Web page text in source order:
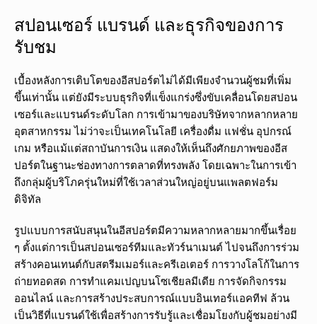
สปอนเซอร์ แบรนด์ และธุรกิจของการ
รับชม
เบื้องหลังการเติบโตของอีสปอร์ตไม่ได้มีเพียงจำนวนผู้ชมที่เพิ่ม
ขึ้นเท่านั้น แต่ยังมีระบบธุรกิจที่แข็งแกร่งซึ่งขับเคลื่อนโดยสปอน
เซอร์และแบรนด์ระดับโลก การเข้ามาของบริษัทจากหลากหลาย
อุตสาหกรรม ไม่ว่าจะเป็นเทคโนโลยี เครื่องดื่ม แฟชั่น อุปกรณ์
เกม หรือแม้แต่สถาบันการเงิน แสดงให้เห็นถึงศักยภาพของอีส
ปอร์ตในฐานะช่องทางการตลาดที่ทรงพลัง โดยเฉพาะในการเข้า
ถึงกลุ่มผู้บริโภครุ่นใหม่ที่ใช้เวลาส่วนใหญ่อยู่บนแพลตฟอร์ม
ดิจิทัล
รูปแบบการสนับสนุนในอีสปอร์ตมีความหลากหลายมากขึ้นเรื่อย
ๆ ตั้งแต่การเป็นสปอนเซอร์ทีมและทัวร์นาเมนต์ ไปจนถึงการร่วม
สร้างคอนเทนต์กับสตรีมเมอร์และครีเอเตอร์ การวางโลโก้ในการ
ถ่ายทอดสด การทำแคมเปญบนโซเชียลมีเดีย การจัดกิจกรรม
ออนไลน์ และการสร้างประสบการณ์แบบอินเทอร์แอคทีฟ ล้วน
เป็นวิธีที่แบรนด์ใช้เพื่อสร้างการรับรู้และเชื่อมโยงกับผู้ชมอย่างมี